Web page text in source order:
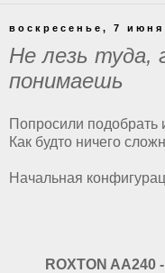
воскресенье, 7 июня
Не лезь туда,
понимаешь
Попросили подобрать
Как будто ничего
Начальная
ROXTON AA240